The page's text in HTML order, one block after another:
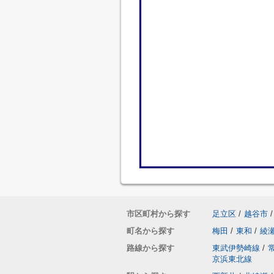
市区町村から探す 足立区 / 越谷市 /
町名から探す
梅田 / 東和 / 綾
路線から探す
東武伊勢崎線 /
京浜東北線